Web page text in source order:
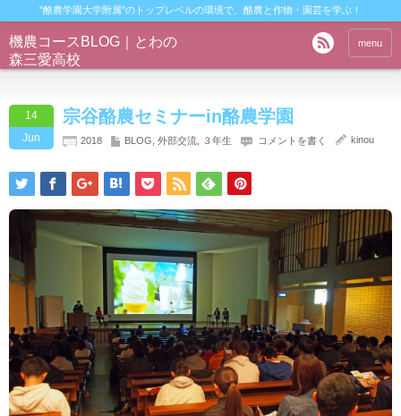
"酪農学園大学附属"のトップレベルの環境で、酪農と作物・園芸を学ぶ！
機農コースBLOG｜とわの
森三愛高校
menu
14
Jun
宗谷酪農セミナーin酪農学園
2018 BLOG 外部交流 ３年生 コメントを書く kinou